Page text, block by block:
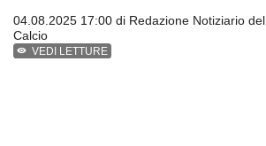
04.08.2025 17:00 di Redazione Notiziario del
Calcio
VEDI LETTURE